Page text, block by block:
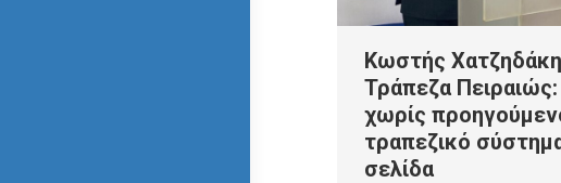
Κωστής
Τράπεζα Πειραιώς:
χωρίς
τραπεζικό
σελίδα